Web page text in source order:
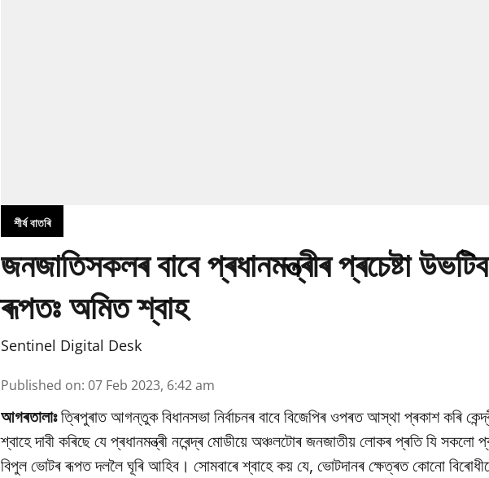
শীৰ্ষ বাতৰি
জনজাতিসকলৰ বাবে প্ৰধানমন্ত্ৰীৰ প্ৰচেষ্টা
ৰূপতঃ অমিত শ্বাহ
Sentinel Digital Desk
Published on: 07 Feb 2023, 6:42 am
আগৰতালাঃত্ৰিপুৰাত আগন্তুক বিধানসভা নিৰ্বাচনৰ বাবে বিজেপিৰ ওপৰত আস্থা প্ৰকাশ কৰি
শ্বাহে দাবী কৰিছে যে প্ৰধানমন্ত্ৰী নৰেন্দ্ৰ মোডীয়ে অঞ্চলটোৰ জনজাতীয় লোকৰ প্ৰতি যি সকলো
বিপুল ভোটৰ ৰূপত দললৈ ঘূৰি আহিব। সোমবাৰে শ্বাহে কয় যে, ভোটদানৰ ক্ষেত্ৰত কোনো